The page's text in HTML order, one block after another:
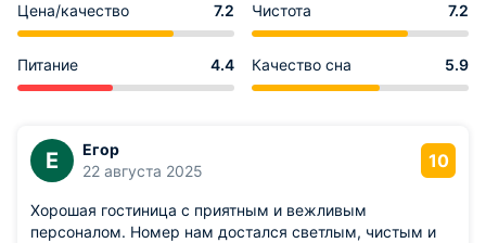
Цена/качество 7.2 Чистота 7.2
Питание 4.4 Качество сна 5.9
Е
Егор
22 августа 2025
10
Хорошая гостиница с приятным и вежливым
персоналом. Номер нам достался светлым, чистым и